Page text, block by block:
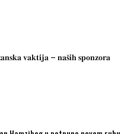
𝐯𝐚𝐤𝐭𝐢𝐣𝐚 – 𝐧𝐚𝐬̌𝐢𝐡 𝐬𝐩𝐨𝐧𝐳𝐨𝐫𝐚